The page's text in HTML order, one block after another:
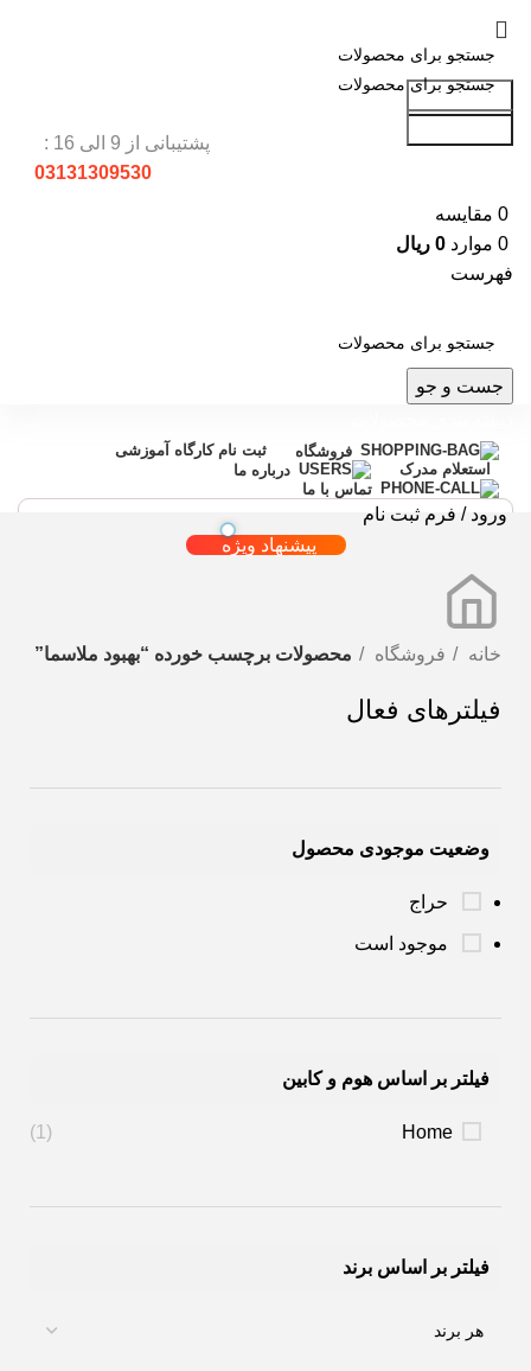
جست و جو
پشتیبانی از 9 الی 16 :
03131309530
0 مقایسه
0 موارد 0 ریال
فهرست
جست و جو
فروشگاه
ثبت نام کارگاه آموزشی
استعلام مدرک
درباره ما
تماس با ما
ورود / فرم ثبت نام
پیشنهاد ویژه
خانه فروشگاه محصولات برچسب خورده “بهبود ملاسما”
فیلترهای فعال
وضعیت موجودی محصول
حراج
موجود است
فیلتر بر اساس هوم و کابین
Home
(1)
فیلتر بر اساس برند